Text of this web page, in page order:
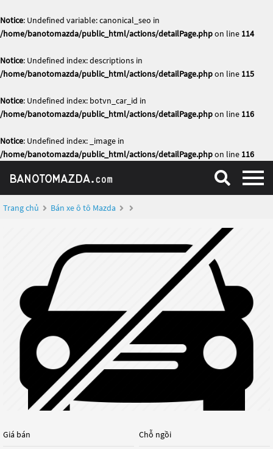
Notice: Undefined variable: canonical_seo in
/home/banotomazda/public_html/actions/detailPage.phpon line 114
Notice: Undefined index: descriptions in
/home/banotomazda/public_html/actions/detailPage.phpon line 115
Notice: Undefined index: botvn_car_id in
/home/banotomazda/public_html/actions/detailPage.phpon line 116
Notice: Undefined index: _image in
/home/banotomazda/public_html/actions/detailPage.phpon line 116
Trang chủ Bán xe ô tô Mazda
Giá bán Chỗ ngồi